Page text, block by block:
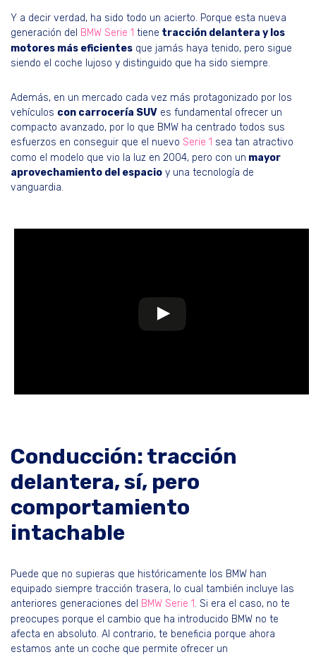
Y a decir verdad, ha sido todo un acierto. Porque esta nueva
generación del BMW Serie 1 tiene tracción delantera y los
motores más eficientes que jamás haya tenido, pero sigue
siendo el coche lujoso y distinguido que ha sido siempre.
Además, en un mercado cada vez más protagonizado por los
vehículos con carrocería SUV es fundamental ofrecer un
compacto avanzado, por lo que BMW ha centrado todos sus
esfuerzos en conseguir que el nuevo Serie 1 sea tan atractivo
como el modelo que vio la luz en 2004, pero con un mayor
aprovechamiento del espacio y una tecnología de
vanguardia.
Conducción: tracción
delantera, sí, pero
comportamiento
intachable
Puede que no supieras que históricamente los BMW han
equipado siempre tracción trasera, lo cual también incluye las
anteriores generaciones del BMW Serie 1. Si era el caso, no te
preocupes porque el cambio que ha introducido BMW no te
afecta en absoluto. Al contrario, te beneficia porque ahora
estamos ante un coche que permite ofrecer un